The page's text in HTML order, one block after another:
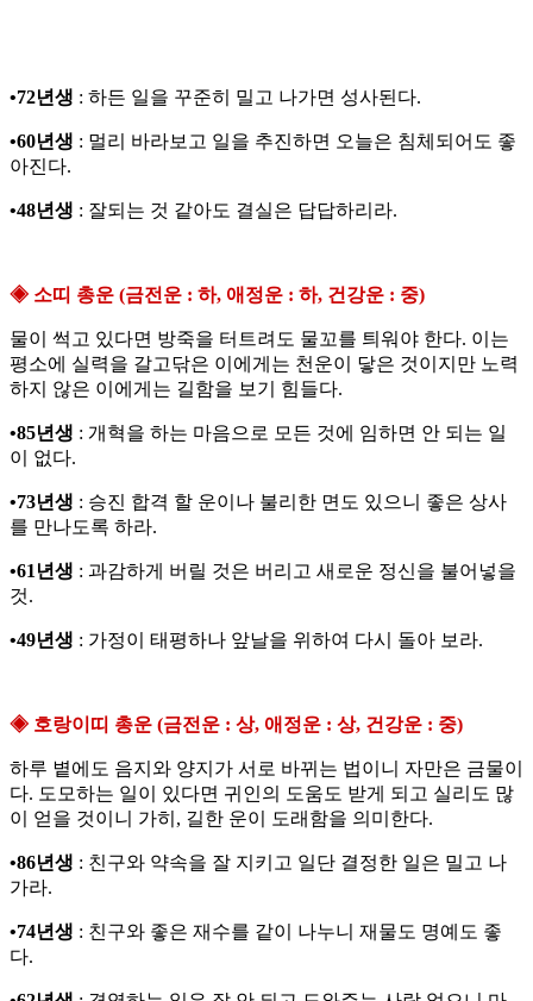
•72년생 : 하든 일을 꾸준히 밀고 나가면 성사된다.
•60년생 : 멀리 바라보고 일을 추진하면 오늘은 침체되어도 좋
아진다.
•48년생 : 잘되는 것 같아도 결실은 답답하리라.
◈ 소띠 총운 (금전운 : 하, 애정운 : 하, 건강운 : 중)
물이 썩고 있다면 방죽을 터트려도 물꼬를 틔워야 한다. 이는
평소에 실력을 갈고닦은 이에게는 천운이 닿은 것이지만 노력
하지 않은 이에게는 길함을 보기 힘들다.
•85년생 : 개혁을 하는 마음으로 모든 것에 임하면 안 되는 일
이 없다.
•73년생 : 승진 합격 할 운이나 불리한 면도 있으니 좋은 상사
를 만나도록 하라.
•61년생 : 과감하게 버릴 것은 버리고 새로운 정신을 불어넣을
것.
•49년생 : 가정이 태평하나 앞날을 위하여 다시 돌아 보라.
◈ 호랑이띠 총운 (금전운 : 상, 애정운 : 상, 건강운 : 중)
하루 볕에도 음지와 양지가 서로 바뀌는 법이니 자만은 금물이
다. 도모하는 일이 있다면 귀인의 도움도 받게 되고 실리도 많
이 얻을 것이니 가히, 길한 운이 도래함을 의미한다.
•86년생 : 친구와 약속을 잘 지키고 일단 결정한 일은 밀고 나
가라.
•74년생 : 친구와 좋은 재수를 같이 나누니 재물도 명예도 좋
다.